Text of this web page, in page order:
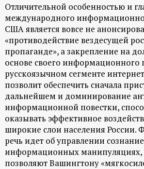
Отличительной особенностью и
международного
США является вовсе не
«противодействие вездесущей
пропаганде», а закрепление на
основе своего информационного
русскоязычном сегменте
позволит обеспечить сначала
дальнейшем и доминирование
информационной повестки,
оказывать эффективное
широкие слои населения России.
речь идет об управлении
информационных манипуляциях,
позволяют Вашингтону